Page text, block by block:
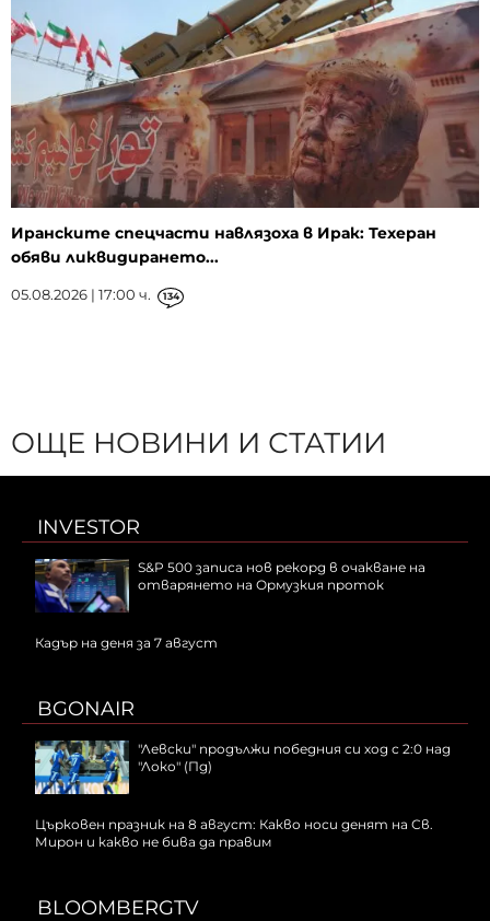
Иранските спецчасти навлязоха в Ирак: Техеран
обяви ликвидирането...
05.08.2026 | 17:00 ч. 134
ОЩЕ НОВИНИ И СТАТИИ
INVESTOR
S&P 500 записа нов рекорд в очакване на
отварянето на Ормузкия проток
Кадър на деня за 7 август
BGONAIR
"Левски" продължи победния си ход с 2:0 над
"Локо" (Пд)
Църковен празник на 8 август: Какво носи денят на Св.
Мирон и какво не бива да правим
BLOOMBERGTV